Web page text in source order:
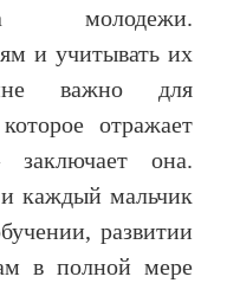
молодежи.
и учитывать их
важно для
отражает
она.
и каждый мальчик
развитии
в полной мере